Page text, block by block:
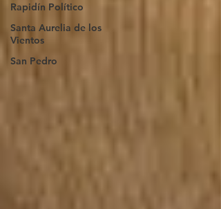
Rapidín Político
Santa Aurelia de los
Vientos
San Pedro